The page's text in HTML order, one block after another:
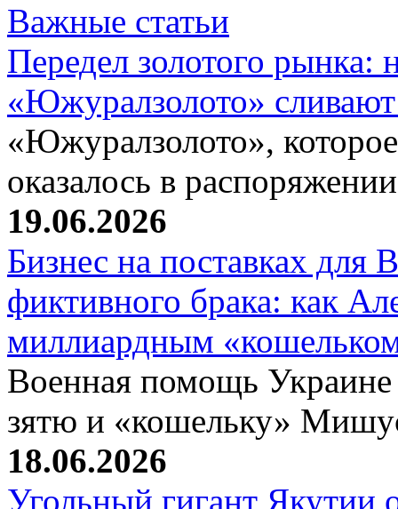
Важные статьи
Передел золотого рынка:
«Южуралзолото»
«Южуралзолото»,
оказалось в
19.06.2026
Бизнес на поставках
фиктивного брака: как
миллиардным
Военная помощь
зятю и «кошельку»
18.06.2026
Угольный гигант Якутии